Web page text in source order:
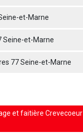
et-Marne
Seine-et-Marne
77 Seine-et-Marne
et faitière Crevecoeur